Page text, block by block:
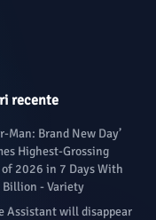
recente
Man: Brand New Day’
Highest-Grossing
of 2026 in 7 Days With
- Variety
Assistant will disappear